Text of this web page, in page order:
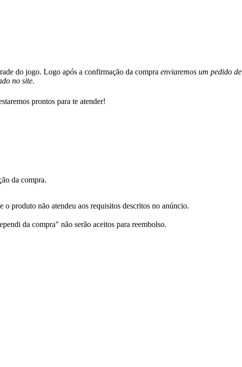
do jogo. Logo após a confirmação da compra enviaremos um pedido
no site.
prontos para te atender!
da compra.
produto não atendeu aos requisitos descritos no anúncio.
da compra" não serão aceitos para reembolso.